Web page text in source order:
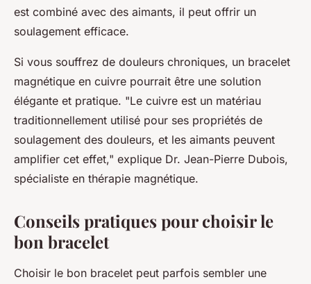
est combiné avec des aimants, il peut offrir un
soulagement efficace.
Si vous souffrez de douleurs chroniques, un bracelet
magnétique en cuivre pourrait être une solution
élégante et pratique. "Le cuivre est un matériau
traditionnellement utilisé pour ses propriétés de
soulagement des douleurs, et les aimants peuvent
amplifier cet effet," explique Dr. Jean-Pierre Dubois,
spécialiste en thérapie magnétique.
Conseils pratiques pour choisir le
bon bracelet
Choisir le bon bracelet peut parfois sembler une